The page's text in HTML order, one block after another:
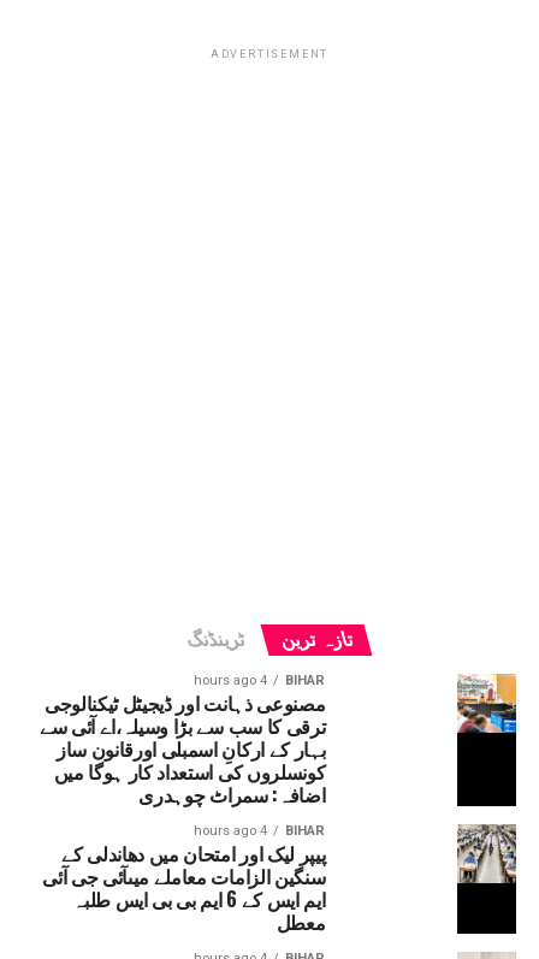
ADVERTISEMENT
تازہ ترین ٹرینڈنگ
BIHAR
4 hours ago
مصنوعی ذہانت اور ڈیجیٹل ٹیکنالوجی
ترقی کا سب سے بڑا وسیلہ،اے آئی سے
بہار کے ارکانِ اسمبلی اورقانون ساز
کونسلروں کی استعداد کار ہوگا میں
اضافہ: سمراٹ چوہدری
BIHAR
4 hours ago
پیپر لیک اور امتحان میں دھاندلی کے
سنگین الزامات معاملے میںآئی جی آئی
ایم ایس کے 6 ایم بی بی ایس طلبہ
معطل